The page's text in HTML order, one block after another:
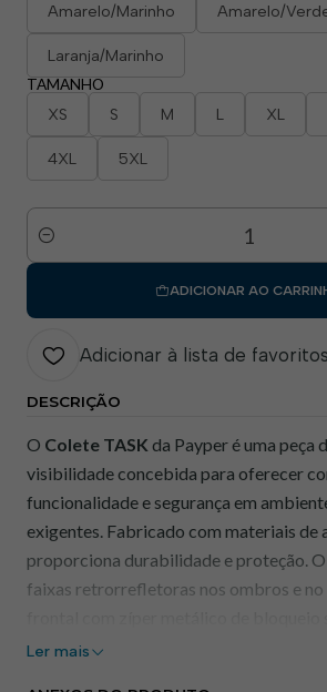
Amarelo/Marinho Amarelo/
Laranja/Marinho
TAMANHO
XS S M L XL
4XL 5XL
Quantidade
ADICIONAR AO
Adicionar à lista de favoritos
DESCRIÇÃO
O Colete TASK da Payper é uma peça
visibilidade concebida para oferecer
funcionalidade e segurança em
exigentes. Fabricado com materiais de
proporciona durabilidade e proteção.
faixas retrorrefletoras nos ombros e
puxador personalizado.​
Ler mais